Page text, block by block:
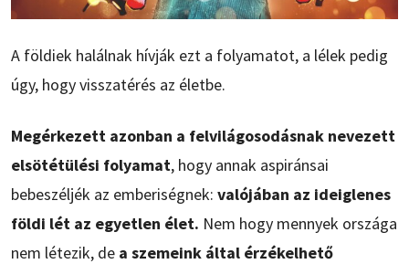
A földiek halálnak hívják ezt a folyamatot, a lélek pedig
úgy, hogy visszatérés az életbe.
Megérkezett azonban a felvilágosodásnak nevezett
elsötétülési folyamat, hogy annak aspiránsai
bebeszéljék az emberiségnek: valójában az ideiglenes
földi lét az egyetlen élet. Nem hogy mennyek országa
nem létezik, de a szemeink által érzékelhető